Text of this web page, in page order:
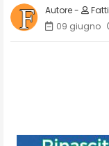
09 giugno